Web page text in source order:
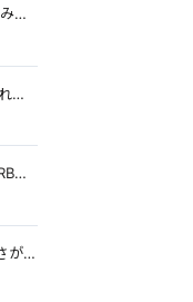
8月のNFP予測：労働市場の冷え込みの兆候か？
Figma株価：IPO時代の高揚感は薄れつつあるのか？
金価格は本日3.500ドルを突破｜FRBの利下げ観測の中、
今日のS&P500: テクノロジーの弱さが下落の要因か?